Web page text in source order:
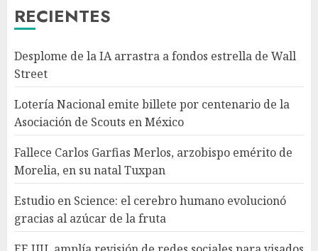
RECIENTES
Desplome de la IA arrastra a fondos estrella de Wall
Street
Lotería Nacional emite billete por centenario de la
Asociación de Scouts en México
Fallece Carlos Garfias Merlos, arzobispo emérito de
Morelia, en su natal Tuxpan
Estudio en Science: el cerebro humano evolucionó
gracias al azúcar de la fruta
3
4
humano evolucionó gracias al
azúcar de la fruta
AGOSTO 7, 2026
EE.UU. amplía revisión de
periodistas y ciertos
ciudadanos de México y
Canadá